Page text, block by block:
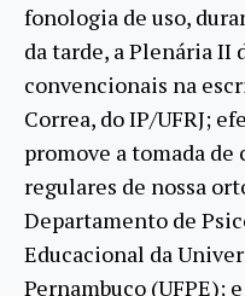
fonologia de uso,
da tarde, a Plenária II
convencionais na
Correa, do IP/UFRJ;
promove a tomada
regulares de nossa
Departamento de
Educacional da
Pernambuco (UFPE);